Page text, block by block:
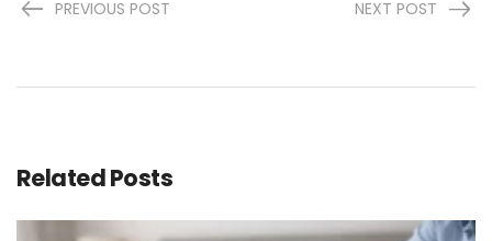
PREVIOUS POST NEXT POST
Related Posts